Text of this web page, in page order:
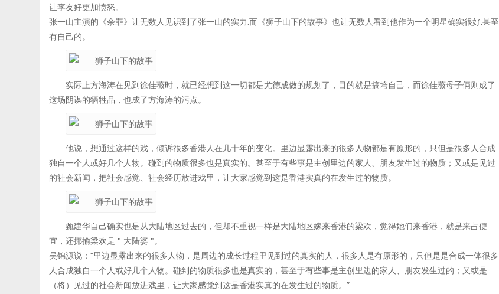
让李友好更加愤怒。
张一山主演的《余罪》让无数人见识到了张一山的实力,而《狮子山下的故事》也让无数人看到他作为一个明星确实很好,甚至
有自己的。
实际上方海涛在见到徐佳薇时，就已经想到这一切都是尤德成做的规划了，目的就是搞垮自己，而徐佳薇母子俩则成了
这场阴谋的牺牲品，也成了方海涛的污点。
他说，想通过这样的戏，倾诉很多香港人在几十年的变化。里边显露出来的很多人物都是有原形的，只但是很多人合成
独自一个人或好几个人物。碰到的物质很多也是真实的。甚至于有些事是主创里边的家人、朋友发生过的物质；又或是见过
的社会新闻，把社会感觉、社会经历放进戏里，让大家感觉到这是香港实真的在发生过的物质。
甄建华自己确实也是从大陆地区过去的，但却不重视一样是大陆地区嫁来香港的梁欢，觉得她们来香港，就是来占便
宜，还揶揄梁欢是 " 大陆婆 "。
吴锦源说：“里边显露出来的很多人物，是周边的成长过程里见到过的真实的人，很多人是有原形的，只但是是合成一体很多
人合成独自一个人或好几个人物。碰到的物质很多也是真实的，甚至于有些事是主创里边的家人、朋友发生过的；又或是
（将）见过的社会新闻放进戏里，让大家感觉到这是香港实真的在发生过的物质。”